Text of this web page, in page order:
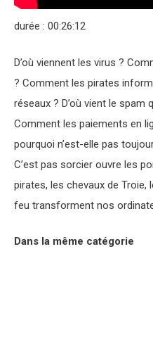
durée : 00:26:12
D’où viennent les virus ?
? Comment les pirates
réseaux ? D’où vient le spam
Comment les paiements en
pourquoi n’est-elle pas
C’est pas sorcier ouvre les
pirates, les chevaux de
feu transforment nos
Dans la même catégorie